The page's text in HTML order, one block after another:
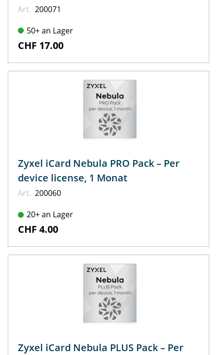
Art. 200071
50+ an Lager
CHF 17.00
Zyxel iCard Nebula PRO Pack – Per
device license, 1 Monat
Art. 200060
20+ an Lager
CHF 4.00
Zyxel iCard Nebula PLUS Pack – Per